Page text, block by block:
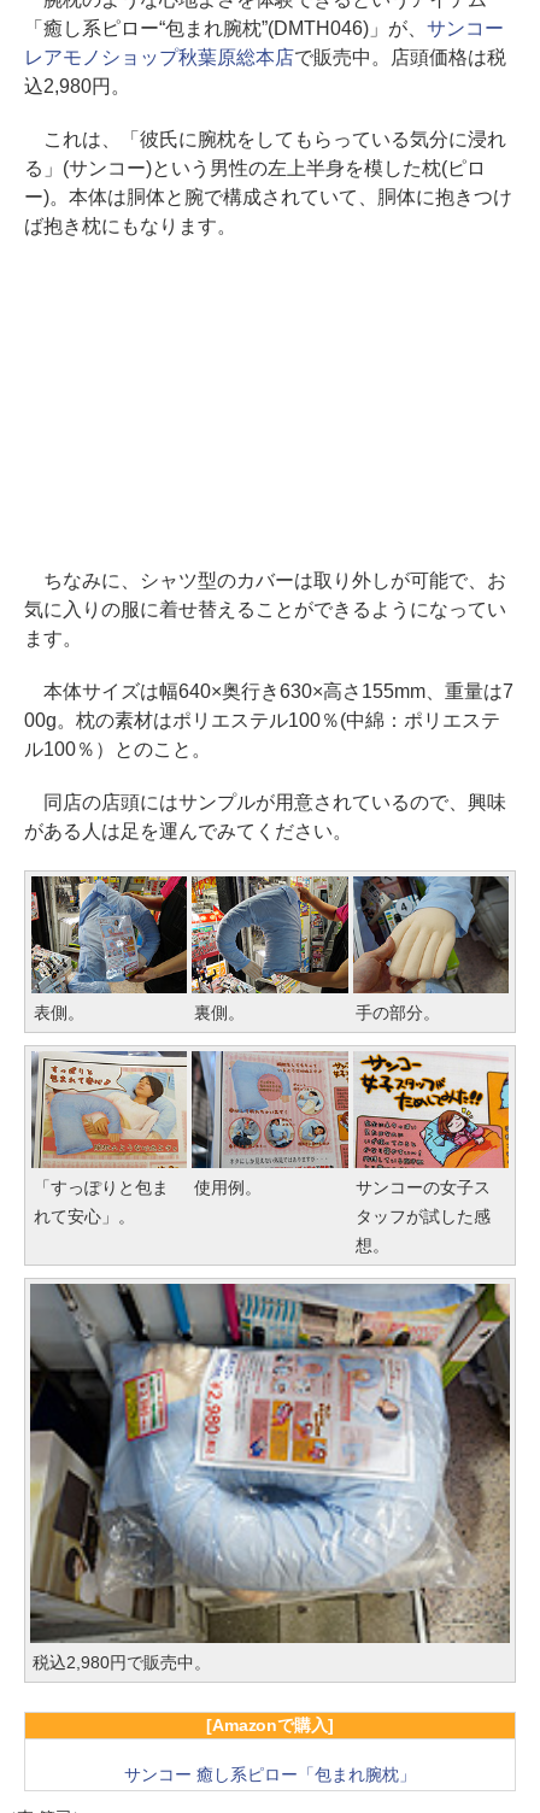
「癒し系ピロー“包まれ腕枕”(DMTH046)」が、 サンコー
レアモノショップ秋葉原総本店で販売中。店頭価格は税
込2,980円。
これは、「彼氏に腕枕をしてもらっている気分に浸れ
る」(サンコー)という男性の左上半身を模した枕(ピロ
ー)。本体は胴体と腕で構成されていて、胴体に抱きつけ
ば抱き枕にもなります。
ちなみに、シャツ型のカバーは取り外しが可能で、お
気に入りの服に着せ替えることができるようになってい
ます。
本体サイズは幅640×奥行き630×高さ155mm、重量は7
00g。枕の素材はポリエステル100％(中綿：ポリエステ
ル100％）とのこと。
同店の店頭にはサンプルが用意されているので、興味
がある人は足を運んでみてください。
表側。 裏側。 手の部分。
「すっぽりと包ま
れて安心」。
使用例。
サンコーの女子ス
タッフが試した感
想。
税込2,980円で販売中。
[Amazonで購入]
サンコー 癒し系ピロー「包まれ腕枕」